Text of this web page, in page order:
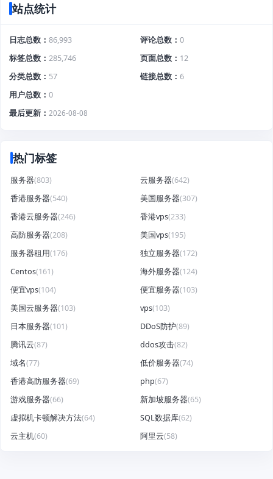
站点统计
日志总数 86,993 评论总数
0
标签总数
285,746 页面总数
12
分类总数
57 链接总数
6
用户总数
0
最后更新
2026-08-08
热门标签
服务器(803) 云服务器(642)
香港服务器(540) 美国服务器(307)
香港云服务器(246) 香港vps(233)
高防服务器(208) 美国vps(195)
服务器租用(176) 独立服务器(172)
Centos(161) 海外服务器(124)
便宜vps(104) 便宜服务器(103)
美国云服务器(103) vps(103)
日本服务器(101) DDoS防护(89)
腾讯云(87) ddos攻击(82)
域名(77) 低价服务器(74)
香港高防服务器(69) php(67)
游戏服务器(66) 新加坡服务器(65)
虚拟机卡顿解决方法(64) SQL数据库(62)
云主机(60) 阿里云(58)